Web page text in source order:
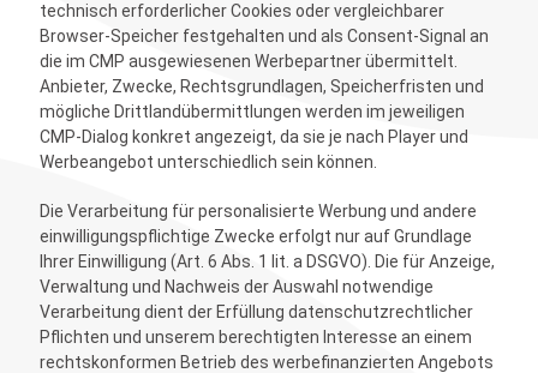
technisch erforderlicher Cookies oder vergleichbarer
Browser-Speicher festgehalten und als Consent-Signal an
die im CMP ausgewiesenen Werbepartner übermittelt.
Anbieter, Zwecke, Rechtsgrundlagen, Speicherfristen und
mögliche Drittlandübermittlungen werden im jeweiligen
CMP-Dialog konkret angezeigt, da sie je nach Player und
Werbeangebot unterschiedlich sein können.
Die Verarbeitung für personalisierte Werbung und andere
einwilligungspflichtige Zwecke erfolgt nur auf Grundlage
Ihrer Einwilligung (Art. 6 Abs. 1 lit. a DSGVO). Die für Anzeige,
Verwaltung und Nachweis der Auswahl notwendige
Verarbeitung dient der Erfüllung datenschutzrechtlicher
Pflichten und unserem berechtigten Interesse an einem
rechtskonformen Betrieb des werbefinanzierten Angebots